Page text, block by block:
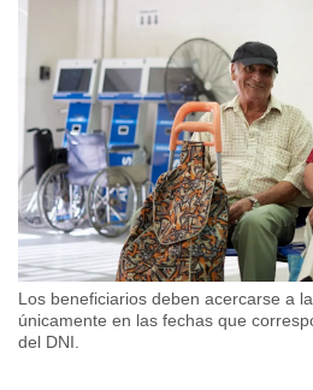
Los beneficiarios deben acercarse a
únicamente en las fechas que
del DNI.